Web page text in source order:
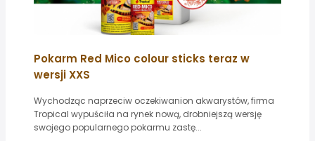
Pokarm Red Mico colour sticks teraz w
wersji XXS
Wychodząc naprzeciw oczekiwanion akwarystów, firma
Tropical wypuściła na rynek nową, drobniejszą wersję
swojego popularnego pokarmu zastę...